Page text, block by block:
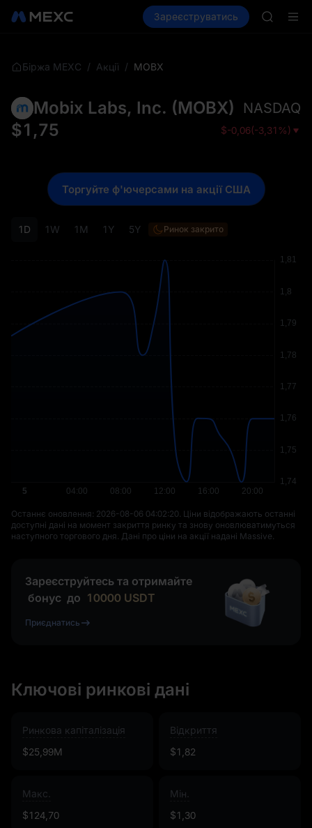
Купити криптовалюту Ринки Спот
Зареєструватись
BLESS
HEI
CYS
Біржа MEXC / Акції / MOBX
Mobix Labs, Inc. (MOBX) NASDAQ
$1,75 $-0,06(-3,31%)
1D 1W 1M 1Y 5Y Ринок закрито
Останнє оновлення: ⁦2026-08-06 04:02:20⁩. Ціни відображають останні
доступні дані на момент закриття ринку та знову оновлюватимуться
наступного торгового дня. Дані про ціни на акції надані Massive.
Торгуйте ф'ючерсами на акції США
Зареєструйтесь та отримайте
бонус до 10000 USDT
Приєднатись
Ключові ринкові дані
Ринкова капіталізація
$25,99M
Відкриття
$1,82
Макс.
$124,70
Мін.
$1,30